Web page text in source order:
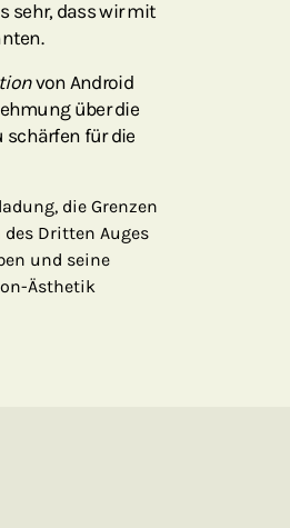
sehr, dass wir mit
von Android
über die
schärfen für die
die Grenzen
Dritten Auges
und seine
Ästhetik